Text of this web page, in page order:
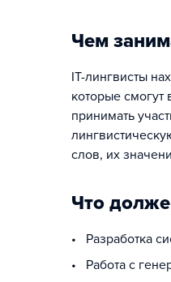
Чем
IT-лингвисты
которые смогут
принимать
слов, их
Что
• Разработка
• Работа с